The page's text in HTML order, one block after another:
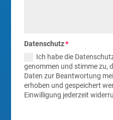
Datenschutz
Ich habe die
genommen und stimme zu,
Daten zur Beantwortung
erhoben und gespeichert
Einwilligung jederzeit